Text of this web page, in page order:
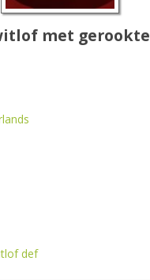
met gerookte
def